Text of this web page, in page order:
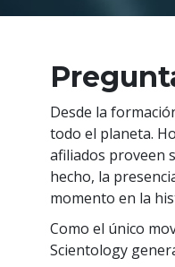
Desde la
todo el planeta.
afiliados proveen
hecho, la
momento en la
Como el único
Scientology